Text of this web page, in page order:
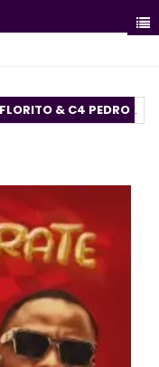
FLORITO & C4 PEDRO .